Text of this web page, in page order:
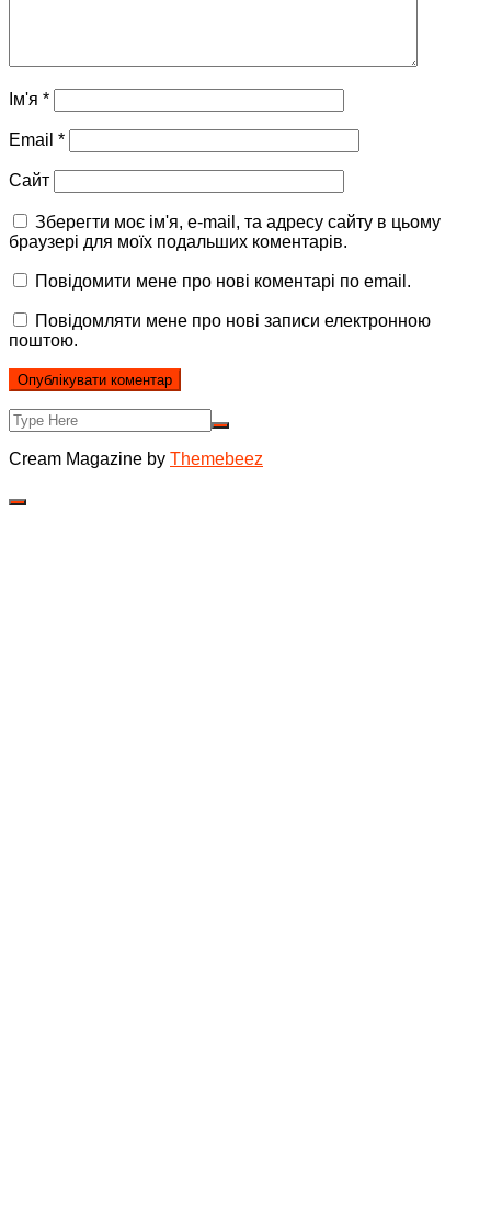
Ім'я *
Email *
Сайт
Зберегти моє ім'я, e-mail, та адресу сайту в цьому
браузері для моїх подальших коментарів.
Повідомити мене про нові коментарі по email.
Повідомляти мене про нові записи електронною
поштою.
Cream Magazine by Themebeez